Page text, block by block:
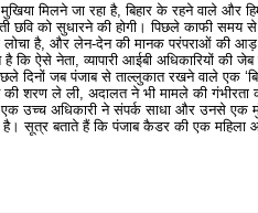
मिलने जा रहा है, बिहार के रहने वाले
को सुधारने की होगी। पिछले काफी समय
लोचा है, और लेन-देन की मानक परंपराओं की
कि ऐसे नेता, व्यापारी आईबी अधिकारियों की
दिनों जब पंजाब से ताल्लुकात रखने वाले एक
ले ली, अदालत ने भी मामले की गंभीरता
उच्च अधिकारी ने संपर्क साधा और उनसे एक
सूत्र बताते हैं कि पंजाब कैडर की एक